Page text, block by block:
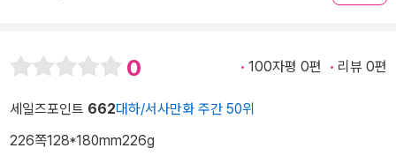
0 100자평 0편 리뷰 0편
세일즈포인트 662대하/서사만화 주간 50위
226쪽128*180mm226g